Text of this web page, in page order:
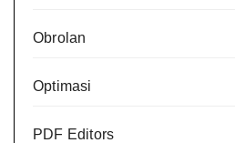
Obrolan
Optimasi
PDF Editors